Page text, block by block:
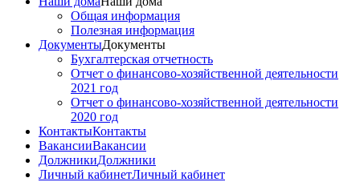
Общая информация
Полезная информация
ДокументыДокументы
Бухгалтерская отчетность
Отчет о финансово-хозяйственной деятельности
2021 год
Отчет о финансово-хозяйственной деятельности
2020 год
КонтактыКонтакты
ВакансииВакансии
ДолжникиДолжники
Личный кабинетЛичный кабинет